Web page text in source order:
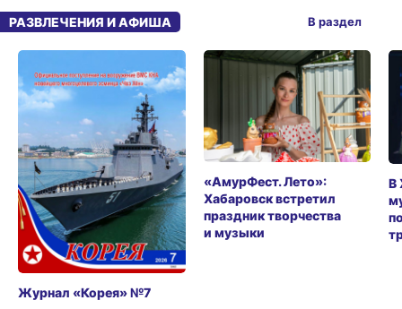
РАЗВЛЕЧЕНИЯ И АФИША
Журнал «Корея» №7
«АмурФест. Лето»:
Хабаровск встретил
праздник творчества
и музыки
В
В раздел